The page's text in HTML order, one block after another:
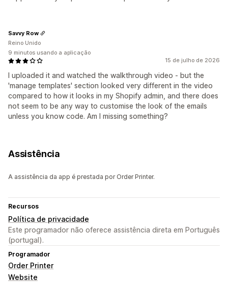
15 de julho de 2026
I uploaded it and watched the walkthrough video - but the
'manage templates' section looked very different in the video
compared to how it looks in my Shopify admin, and there does
not seem to be any way to customise the look of the emails
unless you know code. Am I missing something?
Savvy Row
Reino Unido
9 minutos usando a aplicação
Assistência
A assistência da app é prestada por Order Printer.
Recursos
Política de privacidade
Este programador não oferece assistência direta em Português
(portugal).
Programador
Order Printer
Website